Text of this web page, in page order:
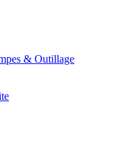
& Outillage